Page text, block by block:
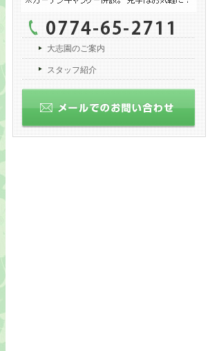
大志園のご案内
スタッフ紹介